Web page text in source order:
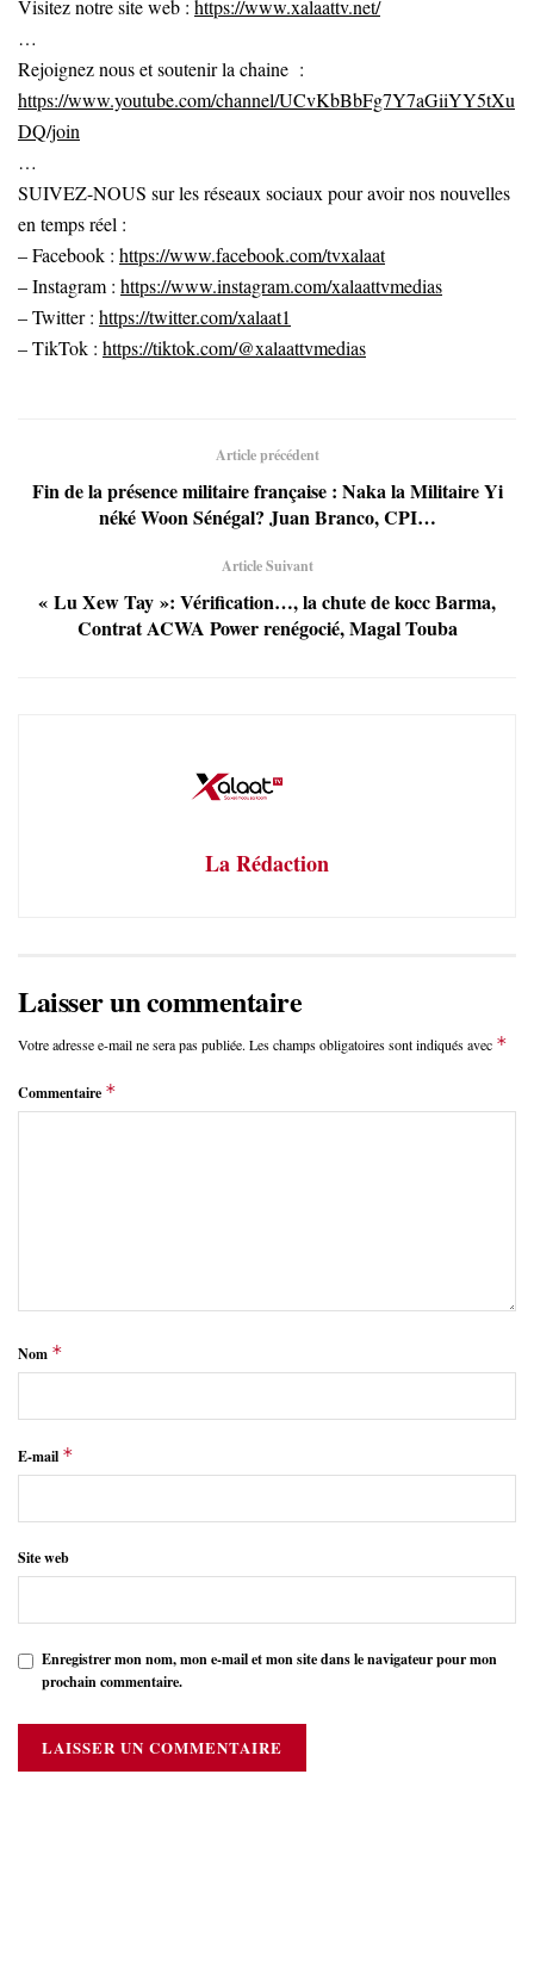
Visitez notre site web : https://www.xalaattv.net/
…
Rejoignez nous et soutenir la chaine :
https://www.youtube.com/channel/UCvKbBbFg7Y7aGiiYY5tXu
DQ/join
…
SUIVEZ-NOUS sur les réseaux sociaux pour avoir nos nouvelles
en temps réel :
– Facebook : https://www.facebook.com/tvxalaat
– Instagram : https://www.instagram.com/xalaattvmedias
– Twitter : https://twitter.com/xalaat1
– TikTok : https://tiktok.com/@xalaattvmedias
Article précédent
Fin de la présence militaire française : Naka la Militaire Yi
néké Woon Sénégal? Juan Branco, CPI…
Article Suivant
« Lu Xew Tay »: Vérification…, la chute de kocc Barma,
Contrat ACWA Power renégocié, Magal Touba
La Rédaction
Laisser un commentaire
Votre adresse e-mail ne sera pas publiée. Les champs obligatoires sont indiqués avec *
Commentaire *
Nom *
E-mail *
Site web
Enregistrer mon nom, mon e-mail et mon site dans le navigateur pour mon
prochain commentaire.